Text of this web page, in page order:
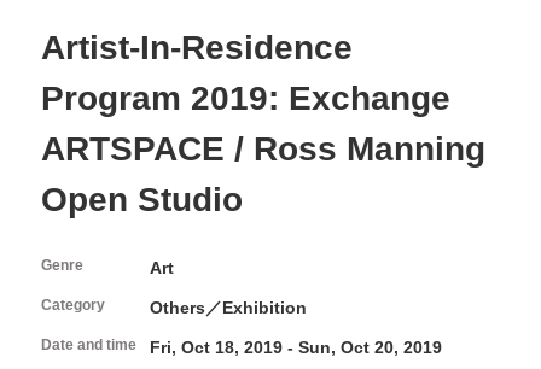
Opening Hours & Accessibility
Floor Guide
Access
Library / Information Room
FAQ
Attend an event
Current Events
Monthly Schedule
Event Archive
Programs and Projects of the Center
Use Studio
About Studio
Facilities in Studio
Volunteers & Supporters
Artist-In-Residence
Program 2019: Exchange
ARTSPACE / Ross Manning
Open Studio
Genre Art
Category Others／Exhibition
Date and time Fri, Oct 18, 2019 - Sun, Oct 20, 2019